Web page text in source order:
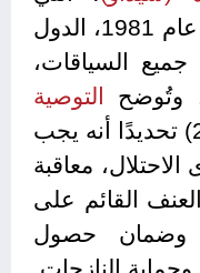
صادقت عليها الأمم المتحدة عام 1981، الدول
السياقات،
وتُوضح
التوصية
لسيداو (2013) تحديدًا أنه يجب
معاقبة
القائم على
وضمان حصول